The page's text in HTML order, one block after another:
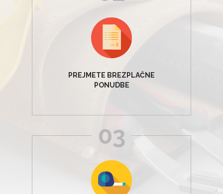
PREJMETE BREZPLAČNE
PONUDBE
03